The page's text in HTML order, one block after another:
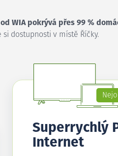
WIA pokrývá přes 99 %
dostupnosti v místě Říčky.
Superrychlý
Internet